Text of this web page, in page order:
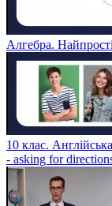
Алгебра.
10 клас.
- asking for